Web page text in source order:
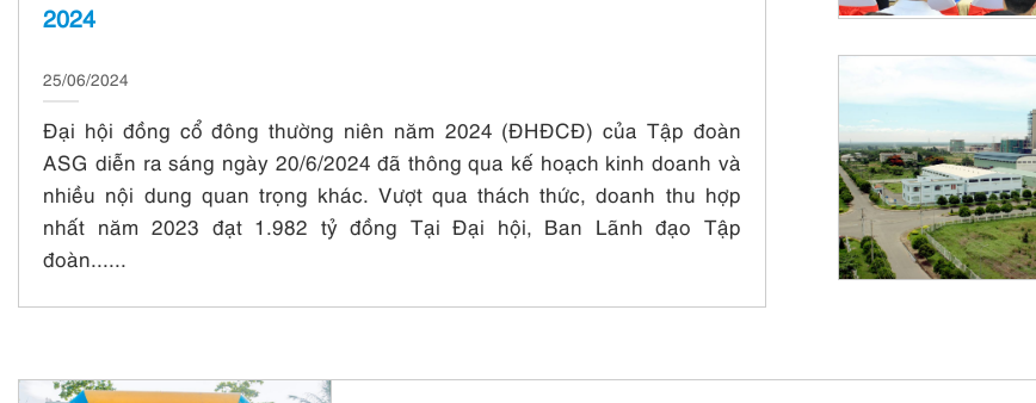
2024
25/06/2024
Đại hội đồng cổ đông thường niên năm 2024 (ĐHĐCĐ) của Tập đoàn
ASG diễn ra sáng ngày 20/6/2024 đã thông qua kế hoạch kinh doanh và
nhiều nội dung quan trọng khác. Vượt qua thách thức, doanh thu hợp
nhất năm 2023 đạt 1.982 tỷ đồng Tại Đại hội, Ban Lãnh đạo Tập
đoàn......